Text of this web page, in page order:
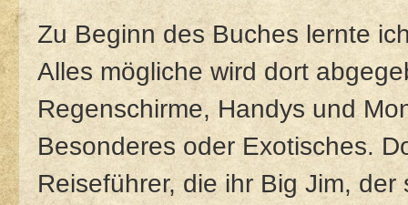
Zu Beginn des Buches lernte
Alles mögliche wird dort
Regenschirme, Handys und
Besonderes oder Exotisches.
Reiseführer, die ihr Big Jim,